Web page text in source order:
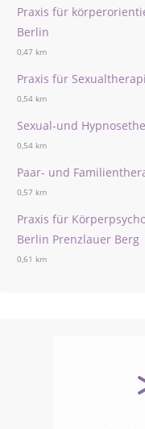
Praxis für
Berlin
0,47 km
Praxis für
0,54 km
Sexual-und
0,54 km
Paar- und
0,57 km
Praxis für
Berlin Prenzlauer Berg
0,61 km